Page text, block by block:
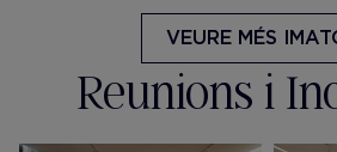
VEURE MÉS
Reunions i